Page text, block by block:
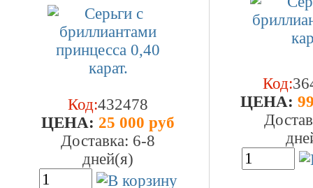
Код:432478
ЦEHA: 25 000 руб
Доставка: 6-8
дней(я)
Код:
ЦEHA: